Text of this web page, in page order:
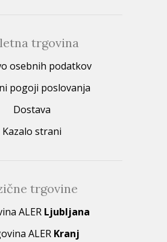
trgovina
osebnih podatkov
pogoji poslovanja
Dostava
Kazalo strani
trgovine
ALER Ljubljana
ALER Kranj